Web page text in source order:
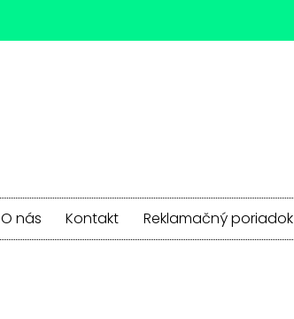
O nás Kontakt Reklamačný poriadok